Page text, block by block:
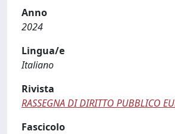
Anno
2024
Lingua/e
Italiano
Rivista
RASSEGNA DI DIRITTO PUBBLICO
Fascicolo